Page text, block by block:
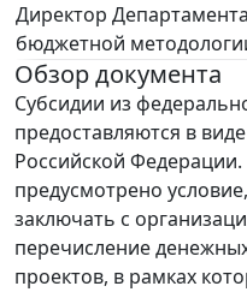
Директор Департамента
бюджетной
Обзор документа
Субсидии из
предоставляются в
Российской
предусмотрено
заключать с
перечисление
проектов, в рамках